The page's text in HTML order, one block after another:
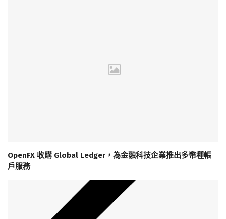
OpenFX 收購 Global Ledger，為金融科技企業推出多幣種帳
戶服務